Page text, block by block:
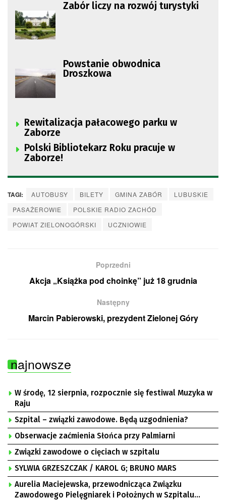
Zabór liczy na rozwój turystyki
Powstanie obwodnica
Droszkowa
Rewitalizacja pałacowego parku w
Zaborze
Polski Bibliotekarz Roku pracuje w
Zaborze!
TAGI: AUTOBUSY BILETY GMINA ZABÓR
LUBUSKIE
PASAŻEROWIE
POLSKIE RADIO ZACHÓD
POWIAT ZIELONOGÓRSKI
UCZNIOWIE
Poprzedni
Akcja „Książka pod choinkę” już 18 grudnia
Następny
Marcin Pabierowski, prezydent Zielonej Góry
najnowsze
W środę, 12 sierpnia, rozpocznie się festiwal Muzyka w
Raju
Szpital – związki zawodowe. Będą uzgodnienia?
Obserwacje zaćmienia Słońca przy Palmiarni
Związki zawodowe o cięciach w szpitalu
SYLWIA GRZESZCZAK / KAROL G; BRUNO MARS
Aurelia Maciejewska, przewodnicząca Związku
Zawodowego Pielęgniarek i Położnych w Szpitalu